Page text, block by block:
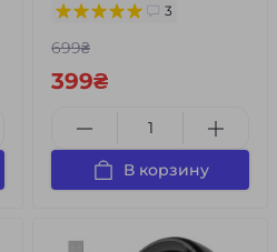
3
699₴
399₴
В корзину